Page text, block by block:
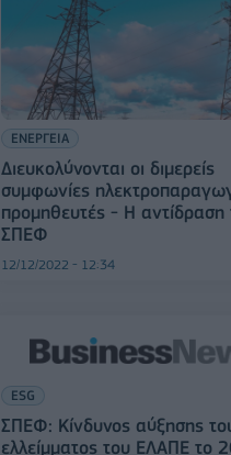
ΕΝΕΡΓΕΙΑ
Διευκολύνονται οι διμερείς
συμφωνίες
προμηθευτές - Η αντίδραση
ΣΠΕΦ
12/12/2022 - 12:34
ESG
ΣΠΕΦ: Κίνδυνος αύξησης
ελλείμματος του ΕΛΑΠΕ το